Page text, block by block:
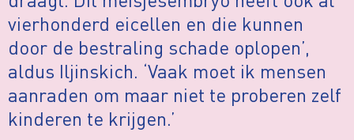
vierhonderd eicellen en die kunnen
door de bestraling schade oplopen’,
aldus Iljinskich. ‘Vaak moet ik mensen
aanraden om maar niet te proberen zelf
kinderen te krijgen.’